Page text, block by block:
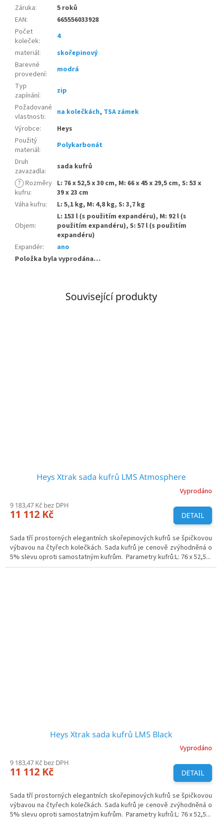
Související produkty
Heys Xtrak sada kufrů LMS Atmosphere
Vyprodáno
9 183,47 Kč bez DPH
11 112 Kč DETAIL
Sada tří prostorných elegantních skořepinových kufrů se špičkovou
výbavou na čtyřech kolečkách. Sada kufrů je cenově zvýhodněná o
5% slevu oproti samostatným kufrům. Parametry kufrů:L: 76 x 52,5...
Heys Xtrak sada kufrů LMS Black
Vyprodáno
9 183,47 Kč bez DPH
11 112 Kč DETAIL
Sada tří prostorných elegantních skořepinových kufrů se špičkovou
výbavou na čtyřech kolečkách. Sada kufrů je cenově zvýhodněná o
5% slevu oproti samostatným kufrům. Parametry kufrů:L: 76 x 52,5...
Záruka:
5 roků
EAN:
665556033928
Počet
koleček:
4
materiál:
skořepinový
Barevné
provedení:
modrá
Typ
zapínání:
zip
Požadované
vlastnosti: na kolečkách, TSA zámek
Výrobce:
Heys
Použitý
materiál:
Polykarbonát
Druh
zavazadla:
sada kufrů
? Rozměry
kufru:
L: 76 x 52,5 x 30 cm, M: 66 x 45 x 29,5 cm, S: 53 x
39 x 23 cm
Váha kufru: L: 5,1 kg, M: 4,8 kg, S: 3,7 kg
Objem:
L: 153 l (s použitím expandéru), M: 92 l (s
použitím expandéru), S: 57 l (s použitím
expandéru)
Expandér:
ano
Položka byla vyprodána…